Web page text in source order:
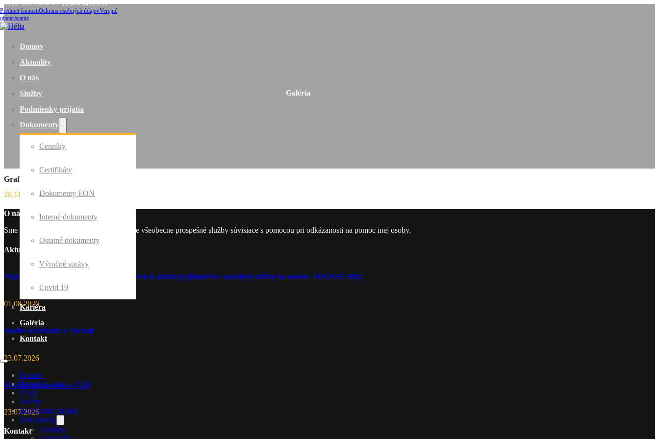
Kontakt: 047/ 559 46 47 / info@helianodss.sk
Predmet činnostiOchrana osobných údajovVerejné
obstarávanie
Domov
Aktuality
O nás
Služby
Podmienky prijatia
Dokumenty
Cenníky
Certifikáty
Dokumenty EON
Interné dokumenty
Ostatné dokumenty
Výročné správy
Covid 19
Kariéra
Galéria
Kontakt
Domov
Aktuality
O nás
Služby
Podmienky prijatia
Dokumenty
Cenníky
Galéria
Grafomotorika
28.11.2020
O nás
Sme nezisková organizácia, ktorá poskytuje všeobecne prospešné služby súvisiace s pomocou pri odkázanosti na pomoc inej osoby.
Aktuality
Plán kultúrnych, spoločenských a športových aktivít prijímateľov sociálnej služby na mesiac AUGUST 2026
01.08.2026
Sladké osvieženie v Tornali
23.07.2026
Návšteva kúpaliska v Číži
23.07.2026
Kontakt